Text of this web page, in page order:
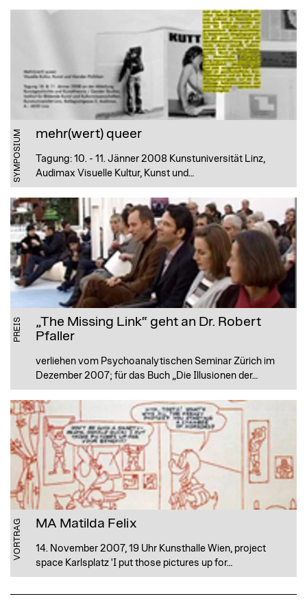
SYMPOSIUM mehr(wert) queer
Tagung: 10. - 11. Jänner 2008 Kunstuniversität Linz,
Audimax Visuelle Kultur, Kunst und…
PREIS
„The Missing Link“ geht an Dr. Robert
Pfaller
verliehen vom Psychoanalytischen Seminar Zürich im
Dezember 2007; für das Buch „Die Illusionen der…
VORTRAG MA Matilda Felix
14. November 2007, 19 Uhr Kunsthalle Wien, project
space Karlsplatz 'I put those pictures up for…